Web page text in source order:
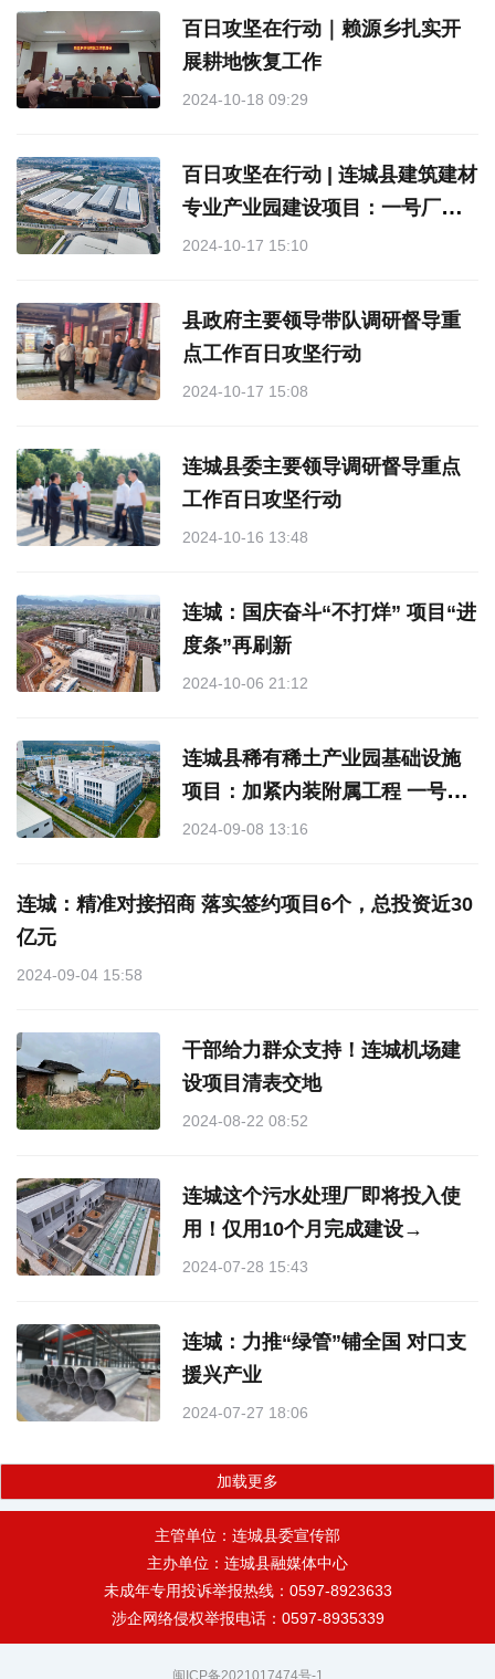
百日攻坚在行动｜赖源乡扎实开
展耕地恢复工作
2024-10-18 09:29
百日攻坚在行动 | 连城县建筑建材
专业产业园建设项目：一号厂区
月底交付 二个项目即将进驻
2024-10-17 15:10
县政府主要领导带队调研督导重
点工作百日攻坚行动
2024-10-17 15:08
连城县委主要领导调研督导重点
工作百日攻坚行动
2024-10-16 13:48
连城：国庆奋斗“不打烊” 项目“进
度条”再刷新
2024-10-06 21:12
连城县稀有稀土产业园基础设施
项目：加紧内装附属工程 一号厂
区12月竣工
2024-09-08 13:16
连城：精准对接招商 落实签约项目6个，总投资近30
亿元
2024-09-04 15:58
干部给力群众支持！连城机场建
设项目清表交地
2024-08-22 08:52
连城这个污水处理厂即将投入使
用！仅用10个月完成建设→
2024-07-28 15:43
连城：力推“绿管”铺全国 对口支
援兴产业
2024-07-27 18:06
加载更多
主管单位：连城县委宣传部
主办单位：连城县融媒体中心
未成年专用投诉举报热线：0597-8923633
涉企网络侵权举报电话：0597-8935339